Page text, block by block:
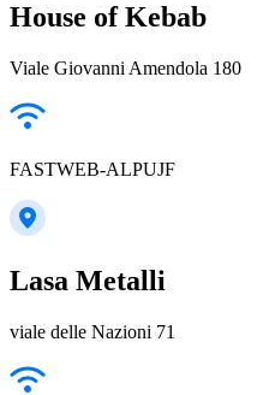
House of Kebab
Viale Giovanni Amendola 180
FASTWEB-ALPUJF
Lasa Metalli
viale delle Nazioni 71